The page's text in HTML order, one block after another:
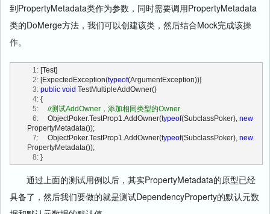
到PropertyMetadata类作为参数，同时需要调用PropertyMetadata
类的DoMerge方法，我们可以创建该类，然后结合Mock完成该操
作。
   1:
[Test]
   2:
[ExpectedException(typeof(ArgumentException))]
   3:
public void TestMultipleAddOwner()
   4:
{
   5:
//测试AddOwner，添加相同类型的Owner
   6:
     ObjectPoker.TestProp1.AddOwner(
typeof(SubclassPoker), new
PropertyMetadata());
   7:
     ObjectPoker.TestProp1.AddOwner(
typeof(SubclassPoker), new
PropertyMetadata());
   8:
}
通过上面的测试用例以后，其实PropertyMetadata的原型已经
具备了，然后我们要做的就是测试DependencyProperty的默认元数